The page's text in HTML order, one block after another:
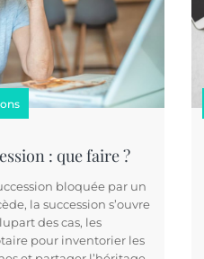
: que faire ?
bloquée par un
la succession s’ouvre
des cas, les
pour inventorier les